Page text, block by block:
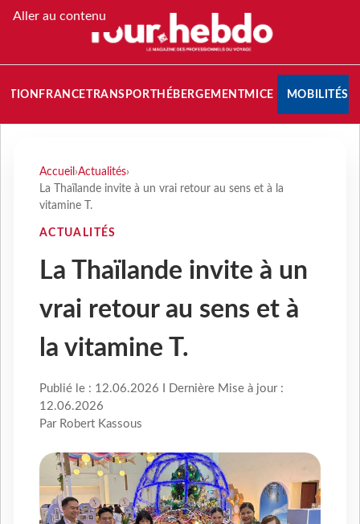
Aller au contenu
FRANCETRANSPORT HÉBERGEMENTMICE MOBILITÉS
Accueil ›Actualités›
La Thaïlande invite à un vrai retour au sens et à la
vitamine T.
ACTUALITÉS
La Thaïlande invite à un
vrai retour au sens et à
la vitamine T.
Publié le : 12.06.2026 I Dernière Mise à jour :
12.06.2026
Par Robert Kassous